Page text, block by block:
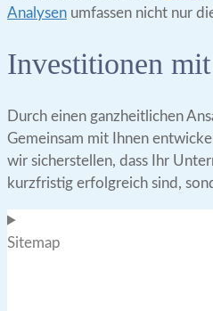
Analysen umfassen nicht nur
Investitionen
Durch einen ganzheitlichen
Gemeinsam mit Ihnen
wir sicherstellen, dass Ihr
kurzfristig erfolgreich sind,
Sitemap